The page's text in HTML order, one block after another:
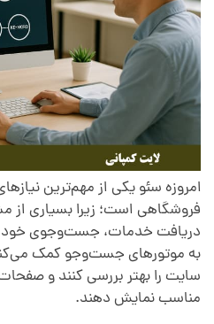
امروزه سئو یکی از مهم‌ترین
فروشگاهی است؛ زیرا بسیاری از
دریافت خدمات، جست‌وجوی خود
به موتورهای جست‌وجو کمک
سایت را بهتر بررسی کنند و
مناسب نمایش دهند.